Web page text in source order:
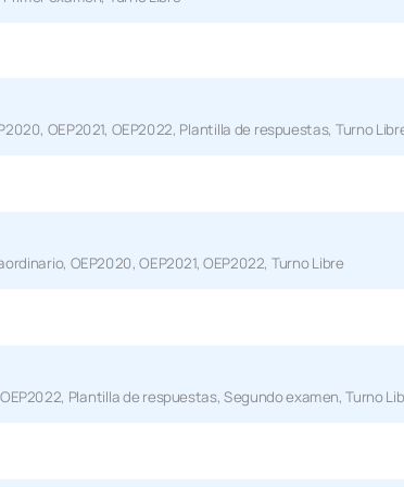
, OEP2021, OEP2022, Plantilla de respuestas, Turno
, OEP2020,OEP2021,OEP2022,Turno Libre
OEP2022, Plantilla de respuestas,Segundo examen,Turno